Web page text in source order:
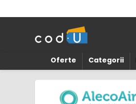
Oferte Categorii